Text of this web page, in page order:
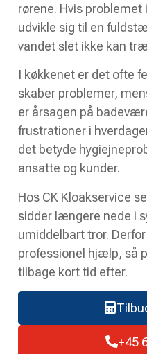
rørene. Hvis
udvikle sig til en
vandet slet ikke kan
I køkkenet er det ofte
skaber problemer,
er årsagen på
frustrationer i
det betyde
ansatte og kunder.
Hos CK Kloakservice
sidder længere nede i
umiddelbart tror.
professionel hjælp, så
tilbage kort tid efter.
+45